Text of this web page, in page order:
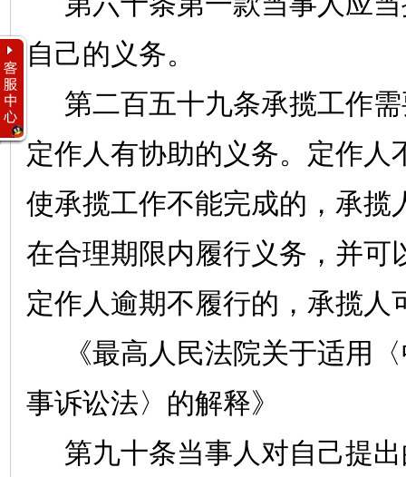
自己的义务。
第二百五十九条承揽工作
定作人有协助的义务。定作人
使承揽工作不能完成的，承揽
在合理期限内履行义务，并可
定作人逾期不履行的，承揽人
《最高人民法院关于适用
事诉讼法〉的解释》
第九十条当事人对自己提